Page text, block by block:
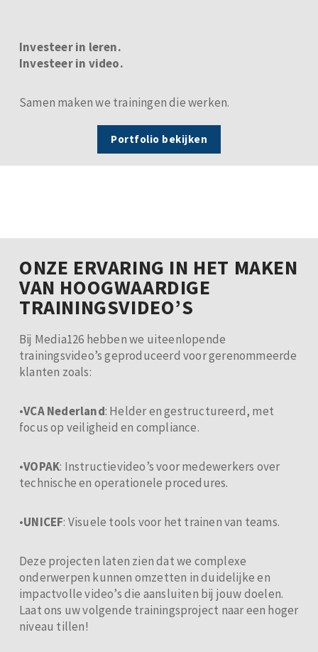
Investeer in leren.
Investeer in video.
Samen maken we trainingen die werken.
Portfolio bekijken
ONZE ERVARING IN HET MAKEN
VAN HOOGWAARDIGE
TRAININGSVIDEO’S
Bij Media126 hebben we uiteenlopende
trainingsvideo’s geproduceerd voor gerenommeerde
klanten zoals:
•VCA Nederland: Helder en gestructureerd, met
focus op veiligheid en compliance.
•VOPAK: Instructievideo’s voor medewerkers over
technische en operationele procedures.
•UNICEF: Visuele tools voor het trainen van teams.
Deze projecten laten zien dat we complexe
onderwerpen kunnen omzetten in duidelijke en
impactvolle video’s die aansluiten bij jouw doelen.
Laat ons uw volgende trainingsproject naar een hoger
niveau tillen!